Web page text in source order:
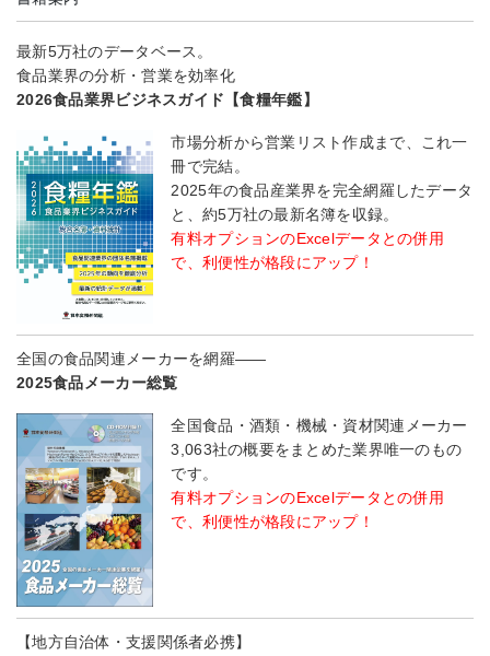
最新5万社のデータベース。
食品業界の分析・営業を効率化
2026食品業界ビジネスガイド【食糧年鑑】
市場分析から営業リスト作成まで、これ一
冊で完結。
2025年の食品産業界を完全網羅したデータ
と、約5万社の最新名簿を収録。
有料オプションのExcelデータとの併用
で、利便性が格段にアップ！
全国の食品関連メーカーを網羅――
2025食品メーカー総覧
全国食品・酒類・機械・資材関連メーカー
3,063社の概要をまとめた業界唯一のもの
です。
有料オプションのExcelデータとの併用
で、利便性が格段にアップ！
【地方自治体・支援関係者必携】